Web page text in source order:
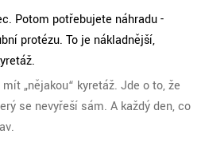
Potom potřebujete náhradu -
protézu. To je nákladnější,
„nějakou“ kyretáž. Jde o to, že
se nevyřeší sám. A každý den, co